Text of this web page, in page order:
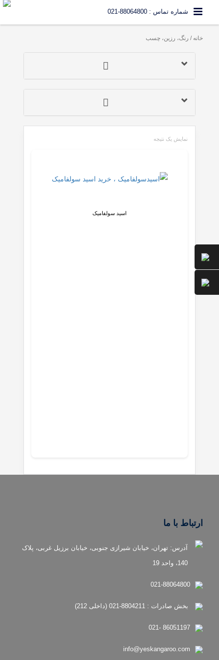
شماره تماس : 88064800-021
خانه / رنگ، رزین، چسب
نمایش یک نتیجه
اسید سولفامیک
ارتباط با ما
آدرس: تهران، خیابان شیرازی جنوبی، خیابان برزیل غربی، پلاک
140، واحد 19
021-88064800
بخش صادرات : 8804211-021 (داخلی 212)
86051197 -021
info@yeskangaroo.com